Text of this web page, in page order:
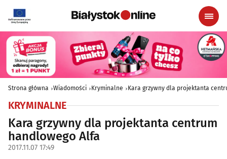
Strona główna Wiadomości Kryminalne Kara grzywny dla projektanta
KRYMINALNE
Kara grzywny dla projektanta centrum
handlowego Alfa
2017.11.07 17:49